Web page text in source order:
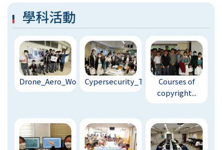
學科活動
Drone_Aero_Workshop_...Cypersecurity_Taster...Courses of
copyright...